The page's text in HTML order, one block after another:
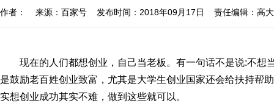
作者： 来源：百家号 发布时间：2018年09月17日 责任编辑：高
现在的人们都想创业，自己当老板。有一句话不是说:不想
是鼓励老百姓创业致富，尤其是大学生创业国家还会给扶持帮
实想创业成功其实不难，做到这些就可以。